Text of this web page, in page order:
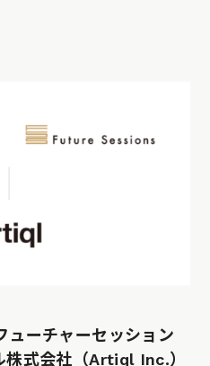
ューチャーセッション
株式会社（Artiql Inc.）